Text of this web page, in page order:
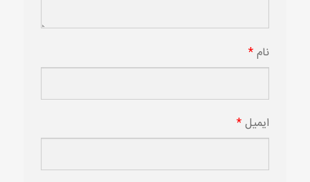
نام*
ایمیل*